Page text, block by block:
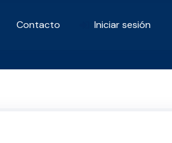
Contacto Iniciar sesión